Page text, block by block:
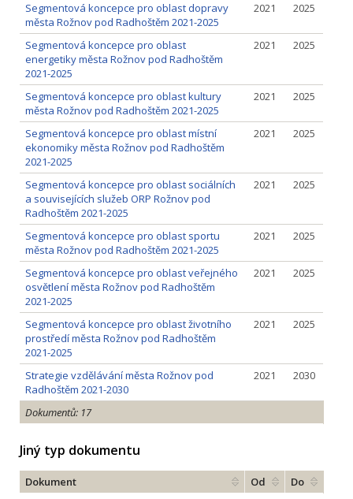
Segmentová koncepce pro oblast dopravy
města Rožnov pod Radhoštěm 2021-2025
2021 2025
Segmentová koncepce pro oblast
energetiky města Rožnov pod Radhoštěm
2021-2025
2021 2025
Segmentová koncepce pro oblast kultury
města Rožnov pod Radhoštěm 2021-2025
2021 2025
Segmentová koncepce pro oblast místní
ekonomiky města Rožnov pod Radhoštěm
2021-2025
2021 2025
Segmentová koncepce pro oblast sociálních
a souvisejících služeb ORP Rožnov pod
Radhoštěm 2021-2025
2021 2025
Segmentová koncepce pro oblast sportu
města Rožnov pod Radhoštěm 2021-2025
2021 2025
Segmentová koncepce pro oblast veřejného
osvětlení města Rožnov pod Radhoštěm
2021-2025
2021 2025
Segmentová koncepce pro oblast životního
prostředí města Rožnov pod Radhoštěm
2021-2025
2021 2025
Strategie vzdělávání města Rožnov pod
Radhoštěm 2021-2030
2021 2030
Dokumentů: 17
Jiný typ dokumentu
Dokument Od
Do